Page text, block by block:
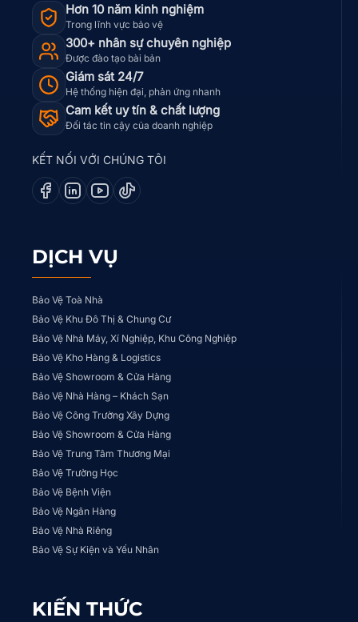
Hơn 10 năm kinh nghiệm
Trong lĩnh vực bảo vệ
300+ nhân sự chuyên nghiệp
Được đào tạo bài bản
Giám sát 24/7
Hệ thống hiện đại, phản ứng nhanh
Cam kết uy tín & chất lượng
Đối tác tin cậy của doanh nghiệp
KẾT NỐI VỚI CHÚNG TÔI
DỊCH VỤ
Bảo Vệ Toà Nhà
Bảo Vệ Khu Đô Thị & Chung Cư
Bảo Vệ Nhà Máy, Xí Nghiệp, Khu Công Nghiệp
Bảo Vệ Kho Hàng & Logistics
Bảo Vệ Showroom & Cửa Hàng
Bảo Vệ Nhà Hàng – Khách Sạn
Bảo Vệ Công Trường Xây Dựng
Bảo Vệ Showroom & Cửa Hàng
Bảo Vệ Trung Tâm Thương Mại
Bảo Vệ Trường Học
Bảo Vệ Bệnh Viện
Bảo Vệ Ngân Hàng
Bảo Vệ Nhà Riêng
Bảo Vệ Sự Kiện và Yếu Nhân
KIẾN THỨC